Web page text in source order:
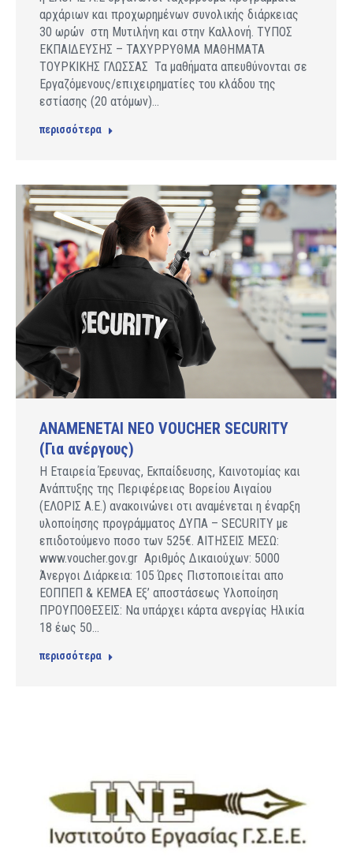
αρχάριων και προχωρημένων συνολικής διάρκειας
30 ωρών στη Μυτιλήνη και στην Καλλονή. ΤΥΠΟΣ
ΕΚΠΑΙΔΕΥΣΗΣ – ΤΑΧΥΡΡΥΘΜΑ ΜΑΘΗΜΑΤΑ
ΤΟΥΡΚΙΚΗΣ ΓΛΩΣΣΑΣ Τα μαθήματα απευθύνονται σε
Εργαζόμενους/επιχειρηματίες του κλάδου της
εστίασης (20 ατόμων)…
περισσότερα
ANAMENETAI NEO VOUCHER SECURITY
(Για ανέργους)
Η Εταιρεία Έρευνας, Εκπαίδευσης, Καινοτομίας και
Ανάπτυξης της Περιφέρειας Βορείου Αιγαίου
(ΕΛΟΡΙΣ Α.Ε.) ανακοινώνει οτι αναμένεται η έναρξη
υλοποίησης προγράμματος ΔΥΠΑ – SECURITY με
επιδοτούμενο ποσο των 525€. ΑΙΤΗΣΕΙΣ ΜΕΣΩ:
www.voucher.gov.gr Aριθμός Δικαιούχων: 5000
Άνεργοι Διάρκεια: 105 Ώρες Πιστοποιείται απο
ΕΟΠΠΕΠ & ΚΕΜΕΑ Εξ’ αποστάσεως Υλοποίηση
ΠΡΟΥΠΟΘΕΣΕΙΣ: Να υπάρχει κάρτα ανεργίας Ηλικία
18 έως 50…
περισσότερα